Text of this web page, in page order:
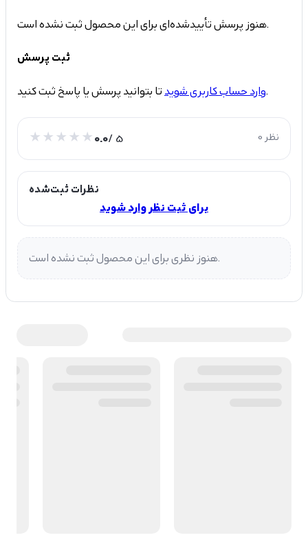
هنوز پرسش تأییدشده‌ای برای این محصول ثبت نشده است.
ثبت پرسش
وارد حساب کاربری شویدتا بتوانید پرسش یا پاسخ ثبت کنید.
0.0/ 5 0 نظر
نظرات ثبت‌شده
برای ثبت نظر وارد شوید
هنوز نظری برای این محصول ثبت نشده است.